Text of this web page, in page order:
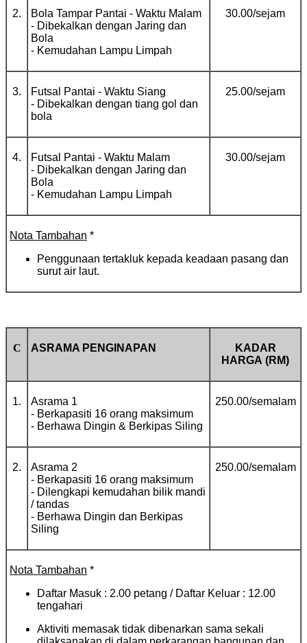
2.
Bola Tampar Pantai - Waktu Malam
- Dibekalkan dengan Jaring dan
Bola
- Kemudahan Lampu Limpah
30.00/sejam
3.
Futsal Pantai - Waktu Siang
- Dibekalkan dengan tiang gol dan
bola
25.00/sejam
4.
Futsal Pantai - Waktu Malam
- Dibekalkan dengan Jaring dan
Bola
- Kemudahan Lampu Limpah
30.00/sejam
Nota Tambahan *
Penggunaan tertakluk kepada keadaan pasang dan
surut air laut.
C ASRAMA PENGINAPAN
KADAR
HARGA (RM)
1.
Asrama 1
- Berkapasiti 16 orang maksimum
- Berhawa Dingin & Berkipas Siling
250.00/semalam
2.
Asrama 2
- Berkapasiti 16 orang maksimum
- Dilengkapi kemudahan bilik mandi
/ tandas
- Berhawa Dingin dan Berkipas
Siling
250.00/semalam
Nota Tambahan *
Daftar Masuk : 2.00 petang / Daftar Keluar : 12.00
tengahari
Aktiviti memasak tidak dibenarkan sama sekali